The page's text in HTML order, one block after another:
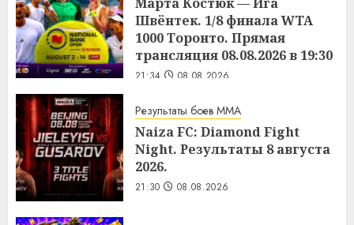
Швёнтек. 1/8 финала WTA
1000 Торонто. Прямая
трансляция 08.08.2026 в 19:30
21:34 08.08.2026
Результаты боев MMA
Naiza FC: Diamond Fight
Night. Результаты 8 августа
2026.
21:30 08.08.2026